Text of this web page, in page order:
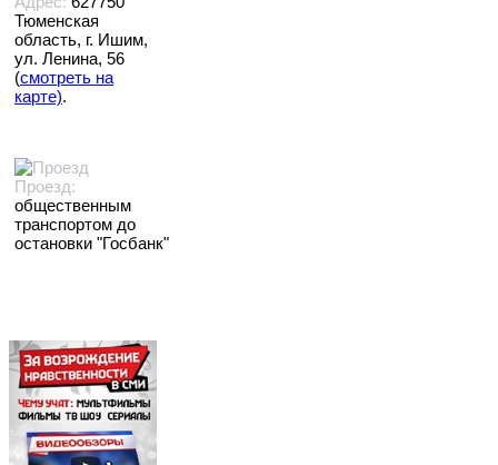
Тюменская
область, г. Ишим,
ул. Ленина, 56
(смотреть на
карте).
Проезд:
общественным
транспортом до
остановки "Госбанк"